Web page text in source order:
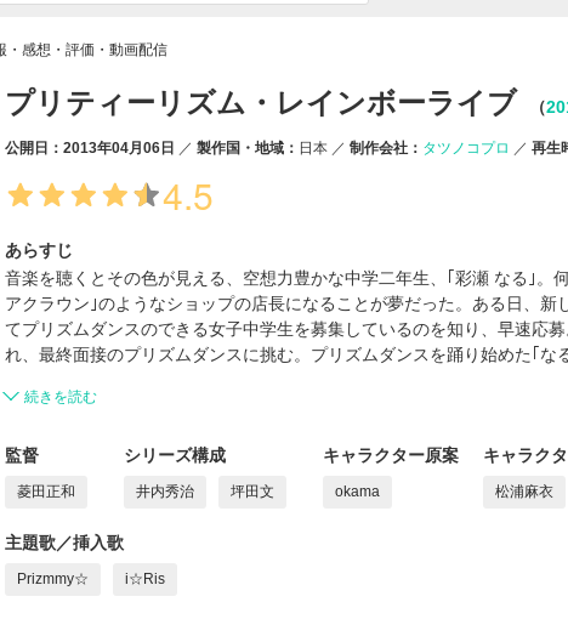
・感想・評価・動画配信
プリティーリズム・レインボーライブ （
公開日：2013年04月06日 製作国・地域： 日本 制作会社： タツノコプロ 再生
4.5
あらすじ
音楽を聴くとその色が見える、空想力豊かな中学二年生、｢彩瀬 なる｣。
アクラウン｣のようなショップの店長になることが夢だった。ある日、新
てプリズムダンスのできる女子中学生を募集しているのを知り、早速応
れ、最終面接のプリズムダンスに挑む。プリズムダンスを踊り始めた｢な
続きを読む
監督
菱田正和
シリーズ構成
井内秀治 坪田文
キャラクター原案
okama
キャラク
松浦麻衣
主題歌／挿入歌
Prizmmy☆ i☆Ris